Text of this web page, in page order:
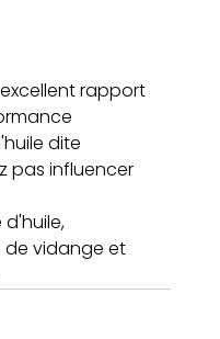
rapport
dite
pas influencer
de vidange et